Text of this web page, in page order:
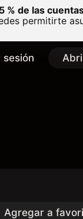
% de las
permitirte
sesión
Agregar a